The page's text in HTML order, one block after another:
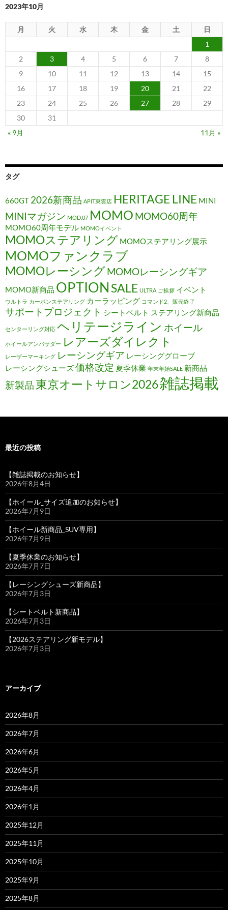
2023年10月
月 火 水 木 金 土
日
1
2
3 4 5 6 7
8
9
10 11 12 13 14
15
16
17 18 19 20 21
22
23
24 25 26 27 28
29
30
31
« 9月
11月 »
タグ
660GT 2026新商品 APIT東雲店 HERITAGE LINE MINI
MINIマガジン MOD.07 MOMO MOMO60周年
MOMO60周年モデル MOMOイベント
MOMOステアリング MOMOステアリング展示
MOMOファンクラブ
MOMOレーシングMOMOレーシングギア
MOMO新商品 OPTION SALE ULTRA ご挨拶 イベント
ウルトラ カーボンステアリング カーラッピング コマンド2、販売終了
サポートプロジェクト シートベルト ステアリング新商品
センターリング対応 ヘリテージライン ホイール
ホイールアンバサダー レアーズダイレクト
レーザーマーキング レーシングギア レーシンググローブ
レーシングシューズ価格改定 夏季休業 年末年始SALE 新商品
新製品 東京オートサロン2026雑誌掲載
最近の投稿
【雑誌掲載のお知らせ】
2026年8月4日
【ホイール_サイズ追加のお知らせ】
2026年7月9日
【ホイール新商品_SUV専用】
2026年7月9日
【夏季休業のお知らせ】
2026年7月7日
【レーシングシューズ新商品】
2026年7月3日
【シートベルト新商品】
2026年7月3日
【2026ステアリング新モデル】
2026年7月3日
アーカイブ
2026年8月
2026年7月
2026年6月
2026年5月
2026年4月
2026年1月
2025年12月
2025年11月
2025年10月
2025年9月
2025年8月